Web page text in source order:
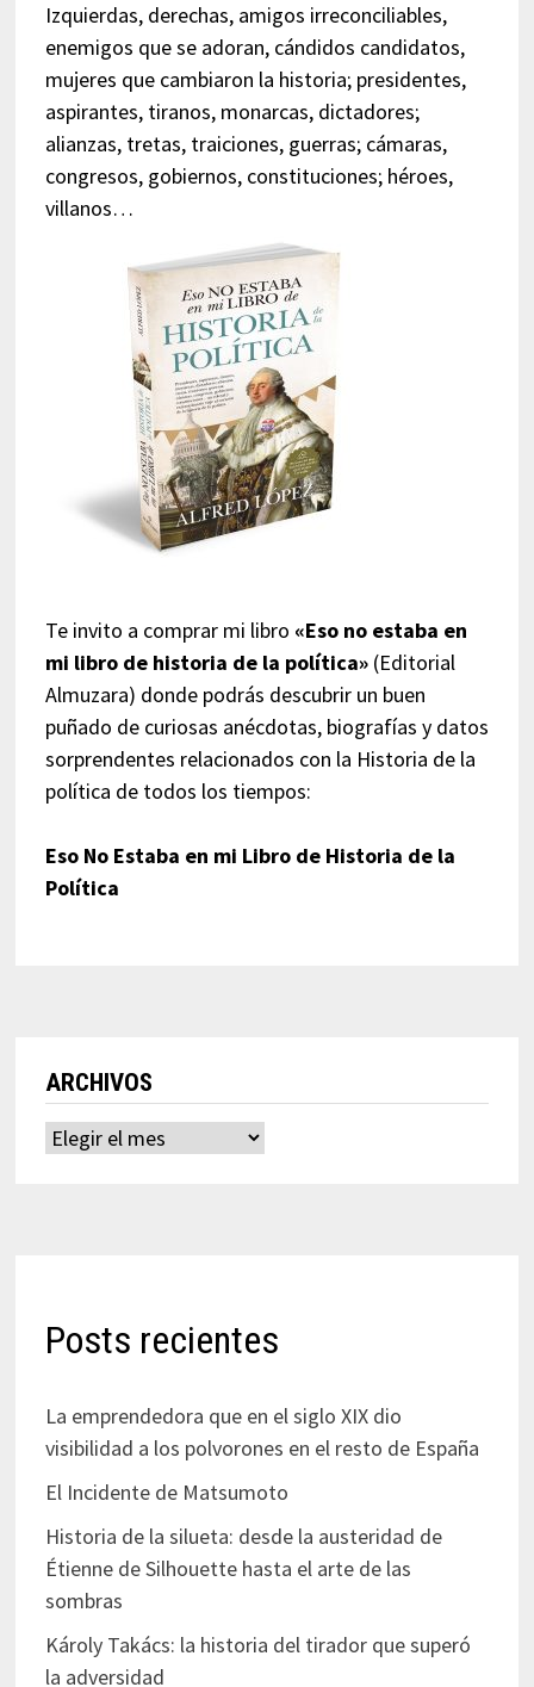
Izquierdas, derechas, amigos irreconciliables,
enemigos que se adoran, cándidos candidatos,
mujeres que cambiaron la historia; presidentes,
aspirantes, tiranos, monarcas, dictadores;
alianzas, tretas, traiciones, guerras; cámaras,
congresos, gobiernos, constituciones; héroes,
villanos…
Te invito a comprar mi libro «Eso no estaba en
mi libro de historia de la política»(Editorial
Almuzara) donde podrás descubrir un buen
puñado de curiosas anécdotas, biografías y datos
sorprendentes relacionados con la Historia de la
política de todos los tiempos:
Eso No Estaba en mi Libro de Historia de la
Política
ARCHIVOS
Archivos
Posts recientes
La emprendedora que en el siglo XIX dio
visibilidad a los polvorones en el resto de España
El Incidente de Matsumoto
Historia de la silueta: desde la austeridad de
Étienne de Silhouette hasta el arte de las
sombras
Károly Takács: la historia del tirador que superó
la adversidad